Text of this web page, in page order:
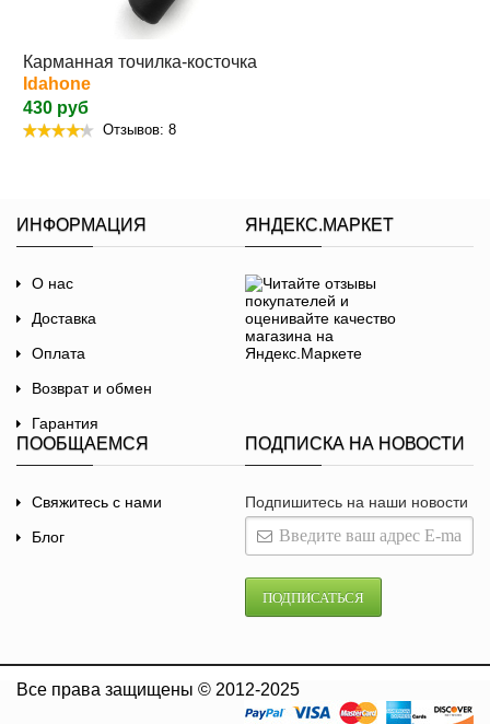
Карманная точилка-косточка
Idahone
430 руб
Отзывов: 8
ИНФОРМАЦИЯ
О нас
Доставка
Оплата
Возврат и обмен
Гарантия
Договор-оферта
Политика
конфиденциальности
ЯНДЕКС.МАРКЕТ
ПООБЩАЕМСЯ
Свяжитесь с нами
Блог
ПОДПИСКА НА НОВОСТИ
Подпишитесь на наши новости
ПОДПИСАТЬСЯ
Все права защищены © 2012-2025